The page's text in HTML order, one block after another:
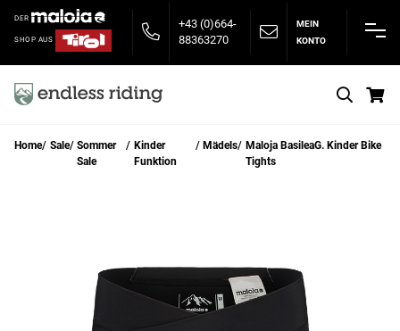
DER
SHOP AUS
+43 (0)664-
88363270
MEIN
KONTO
Home Sale
Sommer
Sale
Kinder
Funktion
Mädels
Maloja BasileaG. Kinder Bike
Tights